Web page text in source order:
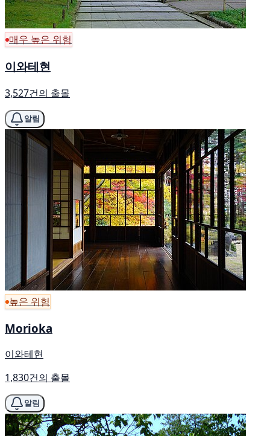
매우 높은 위험
이와테현
3,527건의 출몰
알림
높은 위험
Morioka
이와테현
1,830건의 출몰
알림